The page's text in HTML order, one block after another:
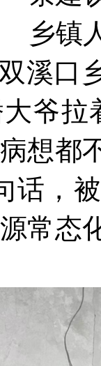
乡镇
溪口
爷
想都
话，
常